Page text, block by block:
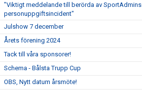
"Viktigt meddelande till berörda av SportAdmins
personuppgiftsincident"
Julshow 7 december
Årets förening 2024
Tack till våra sponsorer!
Schema - Bålsta Trupp Cup
OBS, Nytt datum årsmöte!